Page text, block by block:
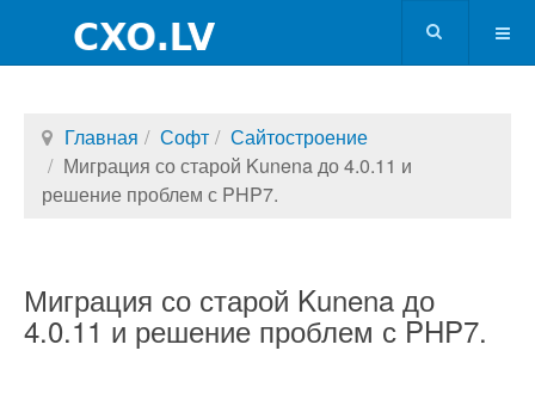
Главная Софт
Сайтостроение
Миграция со старой Kunena до 4.0.11 и
решение проблем с PHP7.
Миграция со старой Kunena до
4.0.11 и решение проблем с PHP7.